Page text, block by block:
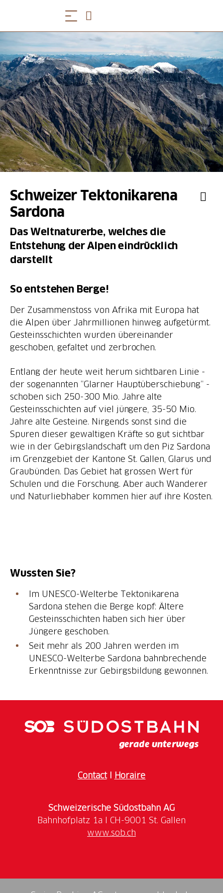
Schweizer Tektonikarena
Sardona
Das Weltnaturerbe, welches die
Entstehung der Alpen eindrücklich
darstellt
So entstehen Berge!
Der Zusammenstoss von Afrika mit Europa hat
die Alpen über Jahrmillionen hinweg aufgetürmt.
Gesteinsschichten wurden übereinander
geschoben, gefaltet und zerbrochen.
Entlang der heute weit herum sichtbaren Linie -
der sogenannten “Glarner Hauptüberschiebung” -
schoben sich 250-300 Mio. Jahre alte
Gesteinsschichten auf viel jüngere, 35-50 Mio.
Jahre alte Gesteine. Nirgends sonst sind die
Spuren dieser gewaltigen Kräfte so gut sichtbar
wie in der Gebirgslandschaft um den Piz Sardona
im Grenzgebiet der Kantone St. Gallen, Glarus und
Graubünden. Das Gebiet hat grossen Wert für
Schulen und die Forschung. Aber auch Wanderer
und Naturliebhaber kommen hier auf ihre Kosten.
Wussten Sie?
Im UNESCO-Welterbe Tektonikarena
Sardona stehen die Berge kopf: Ältere
Gesteinsschichten haben sich hier über
Jüngere geschoben.
Seit mehr als 200 Jahren werden im
UNESCO-Welterbe Sardona bahnbrechende
Erkenntnisse zur Gebirgsbildung gewonnen.
ContactI Horaire
Schweizerische Südostbahn AG
www.sob.ch